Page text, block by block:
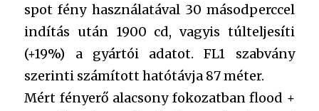
spot fény használatával 30 másodperccel
indítás után 1900 cd, vagyis túlteljesíti
(+19%) a gyártói adatot. FL1 szabvány
szerinti számított hatótávja 87 méter.
Mért fényerő alacsony fokozatban flood +